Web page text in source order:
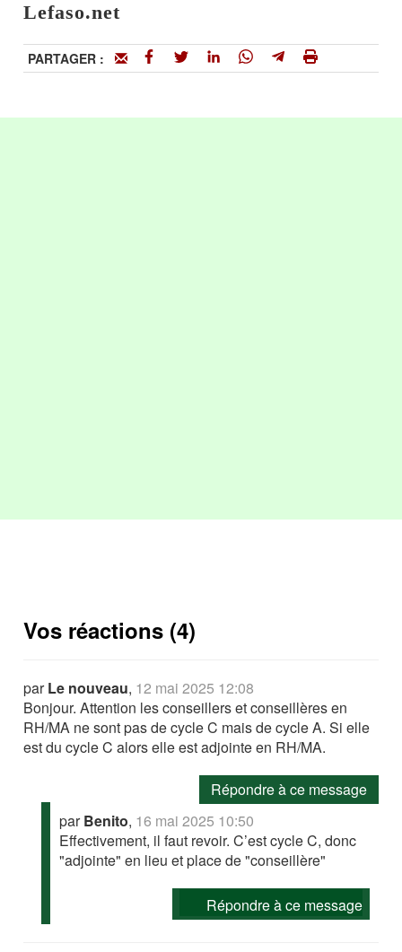
Lefaso.net
PARTAGER :
Vos réactions (4)
parLe nouveau, 12 mai 2025 12:08
Bonjour. Attention les conseillers et conseillères en
RH/MA ne sont pas de cycle C mais de cycle A. Si elle
est du cycle C alors elle est adjointe en RH/MA.
Répondre à ce message
parBenito, 16 mai 2025 10:50
Effectivement, il faut revoir. C’est cycle C, donc
"adjointe" en lieu et place de "conseillère"
Répondre à ce message